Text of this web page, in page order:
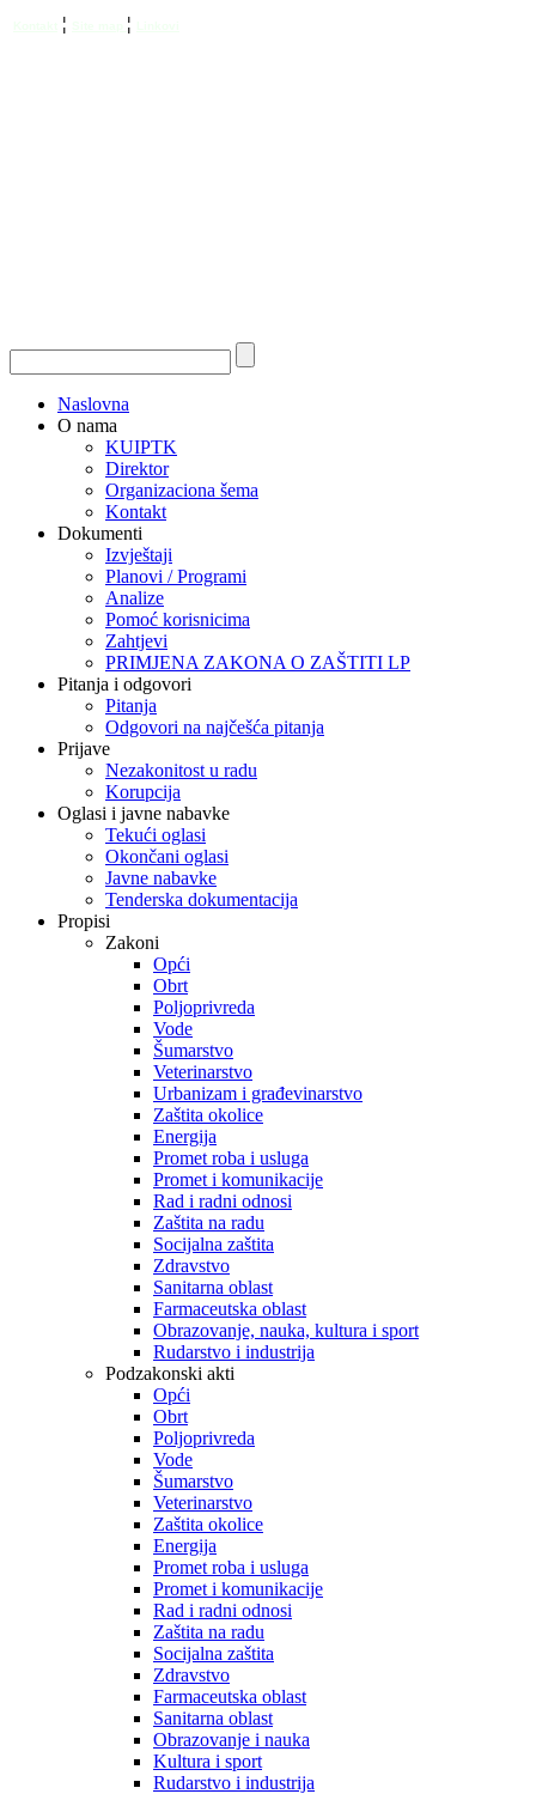
¦ ¦
Naslovna
O nama
KUIPTK
Direktor
Organizaciona šema
Kontakt
Dokumenti
Izvještaji
Planovi / Programi
Analize
Pomoć korisnicima
Zahtjevi
PRIMJENA ZAKONA O ZAŠTITI LP
Pitanja i odgovori
Pitanja
Odgovori na najčešća pitanja
Prijave
Nezakonitost u radu
Korupcija
Oglasi i javne nabavke
Tekući oglasi
Okončani oglasi
Javne nabavke
Tenderska dokumentacija
Propisi
Zakoni
Opći
Obrt
Poljoprivreda
Vode
Šumarstvo
Veterinarstvo
Urbanizam i građevinarstvo
Zaštita okolice
Energija
Promet roba i usluga
Promet i komunikacije
Rad i radni odnosi
Zaštita na radu
Socijalna zaštita
Zdravstvo
Sanitarna oblast
Farmaceutska oblast
Obrazovanje, nauka, kultura i sport
Rudarstvo i industrija
Podzakonski akti
Opći
Obrt
Poljoprivreda
Vode
Šumarstvo
Veterinarstvo
Zaštita okolice
Energija
Promet roba i usluga
Promet i komunikacije
Rad i radni odnosi
Zaštita na radu
Socijalna zaštita
Zdravstvo
Farmaceutska oblast
Sanitarna oblast
Obrazovanje i nauka
Kultura i sport
Rudarstvo i industrija